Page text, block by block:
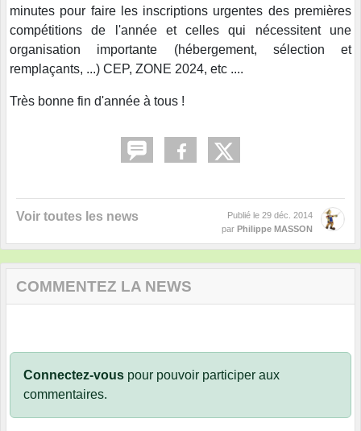
minutes pour faire les inscriptions urgentes des premières
compétitions de l'année et celles qui nécessitent une
organisation importante (hébergement, sélection et
remplaçants, ...) CEP, ZONE 2024, etc ....
Très bonne fin d'année à tous !
Voir toutes les news Publié le 29 déc. 2014
par Philippe MASSON
COMMENTEZ LA NEWS
Connectez-vous pour pouvoir participer aux
commentaires.